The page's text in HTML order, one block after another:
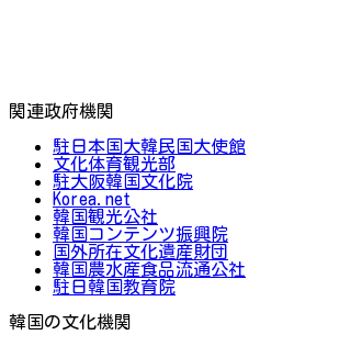
関連政府機関
駐日本国大韓民国大使館
文化体育観光部
駐大阪韓国文化院
Korea.net
韓国観光公社
韓国コンテンツ振興院
国外所在文化遺産財団
韓国農水産食品流通公社
駐日韓国教育院
韓国の文化機関